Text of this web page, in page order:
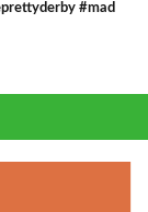
#mad